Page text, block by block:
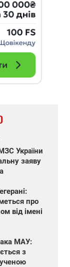
України
заяву
про
від імені
МАУ:
з